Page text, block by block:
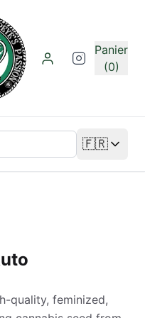
Panier
(0)
🇫🇷
Changer
quality, feminized,